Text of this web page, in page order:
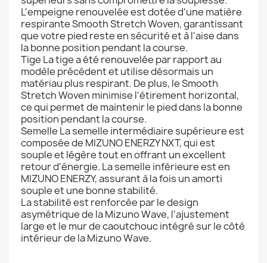
L'empeigne renouvelée est dotée d'une matière
respirante Smooth Stretch Woven, garantissant
que votre pied reste en sécurité et à l'aise dans
la bonne position pendant la course.
Tige La tige a été renouvelée par rapport au
modèle précédent et utilise désormais un
matériau plus respirant. De plus, le Smooth
Stretch Woven minimise l'étirement horizontal,
ce qui permet de maintenir le pied dans la bonne
position pendant la course.
Semelle La semelle intermédiaire supérieure est
composée de MIZUNO ENERZY NXT, qui est
souple et légère tout en offrant un excellent
retour d'énergie. La semelle inférieure est en
MIZUNO ENERZY, assurant à la fois un amorti
souple et une bonne stabilité.
La stabilité est renforcée par le design
asymétrique de la Mizuno Wave, l'ajustement
large et le mur de caoutchouc intégré sur le côté
intérieur de la Mizuno Wave.